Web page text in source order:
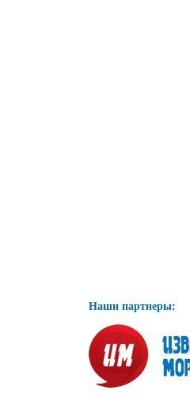
Наши партнеры: